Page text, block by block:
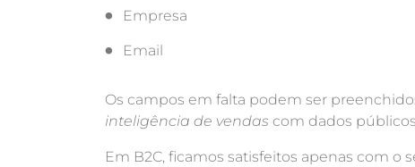
Empresa
Email
Os campos em falta podem ser
inteligência de vendas com dados
Em B2C, ficamos satisfeitos apenas com o